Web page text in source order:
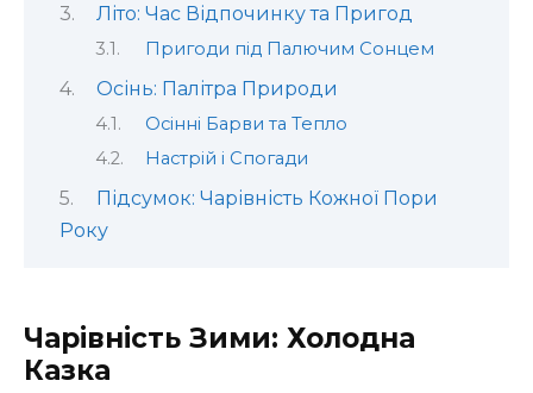
Літо: Час Відпочинку та Пригод
Пригоди під Палючим Сонцем
Осінь: Палітра Природи
Осінні Барви та Тепло
Настрій і Спогади
Підсумок: Чарівність Кожної Пори
Року
Чарівність Зими: Холодна
Казка